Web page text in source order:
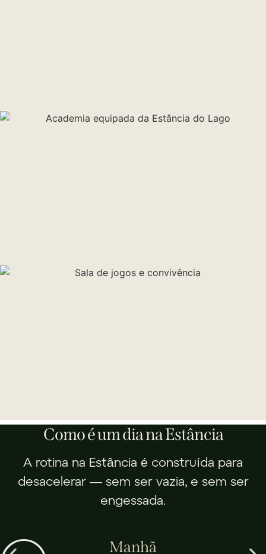
Como é um dia na Estância
A rotina na Estância é construída para
desacelerar — sem ser vazia, e sem ser
engessada.
Manhã